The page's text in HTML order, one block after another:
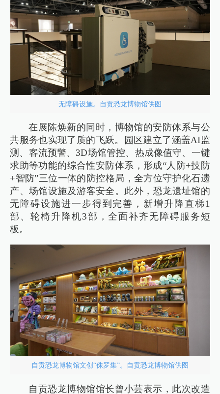
无障碍设施。自贡恐龙博物馆供图
在展陈焕新的同时，博物馆的安防体系与公
共服务也实现了质的飞跃。园区建立了涵盖AI监
测、客流预警、3D场馆管控、热成像值守、一键
求助等功能的综合性安防体系，形成“人防+技防
+智防”三位一体的防控格局，全方位守护化石遗
产、场馆设施及游客安全。此外，恐龙遗址馆的
无障碍设施进一步得到完善，新增升降直梯1
部、轮椅升降机3部，全面补齐无障碍服务短
板。
自贡恐龙博物馆文创“侏罗集”。自贡恐龙博物馆供图
自贡恐龙博物馆馆长曾小芸表示，此次改造